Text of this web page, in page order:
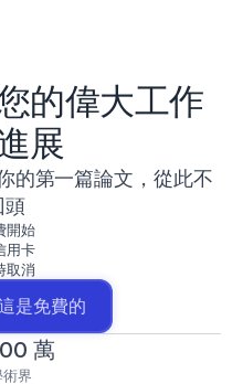
的偉大工作
展
的第一篇論文，從此不
頭
開始
用卡
取消
是免費的
萬
界